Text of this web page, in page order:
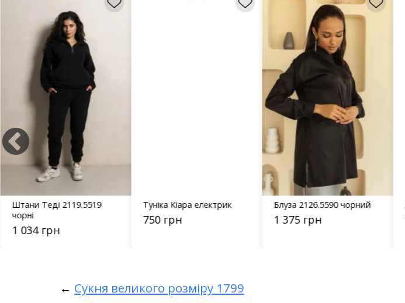
Штани Теді 2119.5519
чорні
1 034 грн
Туніка Кіара електрик
750 грн
Блуза 2126.5590 чорний
1 375 грн
← Сукня великого розміру 1799